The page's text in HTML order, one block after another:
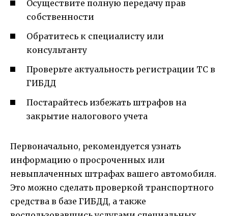
Осуществите полную передачу прав
собственности
Обратитесь к специалисту или
консультанту
Проверьте актуальность регистрации ТС в
ГИБДД
Постарайтесь избежать штрафов на
закрытие налогового учета
Первоначально, рекомендуется узнать
информацию о просроченных или
невыплаченных штрафах вашего автомобиля.
Это можно сделать проверкой транспортного
средства в базе ГИБДД, а также